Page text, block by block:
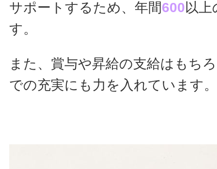
サポートするため、年間600以上
す。
また、賞与や昇給の支給はもち
での充実にも力を入れています